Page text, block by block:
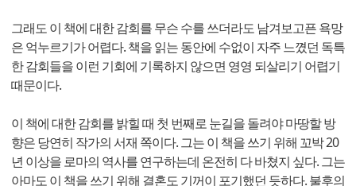
그래도 이 책에 대한 감회를 무슨 수를 쓰더라도 남겨보고픈 욕망
은 억누르기가 어렵다. 책을 읽는 동안에 수없이 자주 느꼈던 독특
한 감회들을 이런 기회에 기록하지 않으면 영영 되살리기 어렵기
때문이다.
이 책에 대한 감회를 밝힐 때 첫 번째로 눈길을 돌려야 마땅할 방
향은 당연히 작가의 서재 쪽이다. 그는 이 책을 쓰기 위해 꼬박 20
년 이상을 로마의 역사를 연구하는데 온전히 다 바쳤지 싶다. 그는
아마도 이 책을 쓰기 위해 결혼도 기꺼이 포기했던 듯하다. 불후의